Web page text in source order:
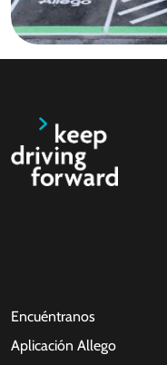
Encuéntranos
Aplicación Allego